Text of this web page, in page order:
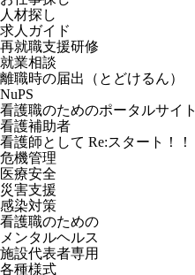
人材探し
求人ガイド
再就職支援研修
就業相談
離職時の届出（とどけるん）
NuPS
看護職のためのポータルサイト
看護補助者
看護師として Re:スタート！！
危機管理
医療安全
災害支援
感染対策
看護職のための
メンタルヘルス
施設代表者専用
各種様式